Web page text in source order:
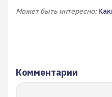
Может быть интересно:
Комментарии